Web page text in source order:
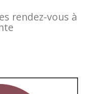
rendez-vous à